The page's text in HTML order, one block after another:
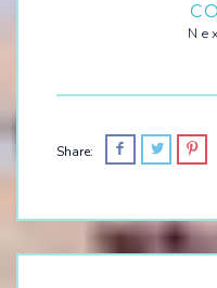
Share: